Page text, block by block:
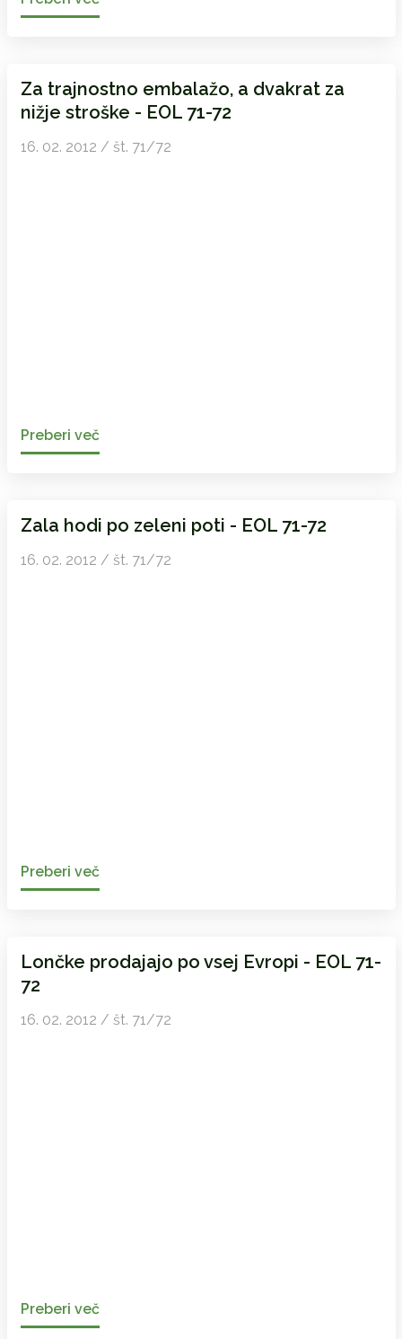
Za trajnostno embalažo, a dvakrat za
nižje stroške - EOL 71-72
16. 02. 2012 / št. 71/72
Preberi več
Zala hodi po zeleni poti - EOL 71-72
16. 02. 2012 / št. 71/72
Preberi več
Lončke prodajajo po vsej Evropi - EOL 71-
72
16. 02. 2012 / št. 71/72
Preberi več